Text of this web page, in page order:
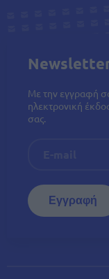
Με την εγγραφή
ηλεκτρονική
σας.